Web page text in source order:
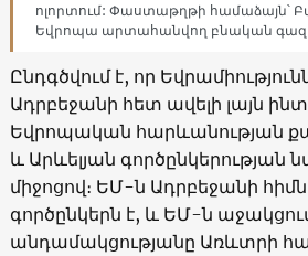
ոլորտում: Փաստաթղթի համաձայն՝
Եվրոպա արտահանվող բնական
Ընդգծվում է, որ
Ադրբեջանի հետ ավելի լայն
Եվրոպական հարևանության
և Արևելյան գործընկերության
միջոցով։ ԵՄ-ն Ադրբեջանի
գործընկերն է, և ԵՄ-ն
անդամակցությանը Առևտրի